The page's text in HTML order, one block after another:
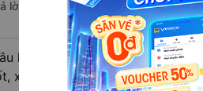
lời: Chuyến xe có giờ xuất phát trễ
hỏi: Review xe đi Long
xuất sắc, cao cấp nhất?